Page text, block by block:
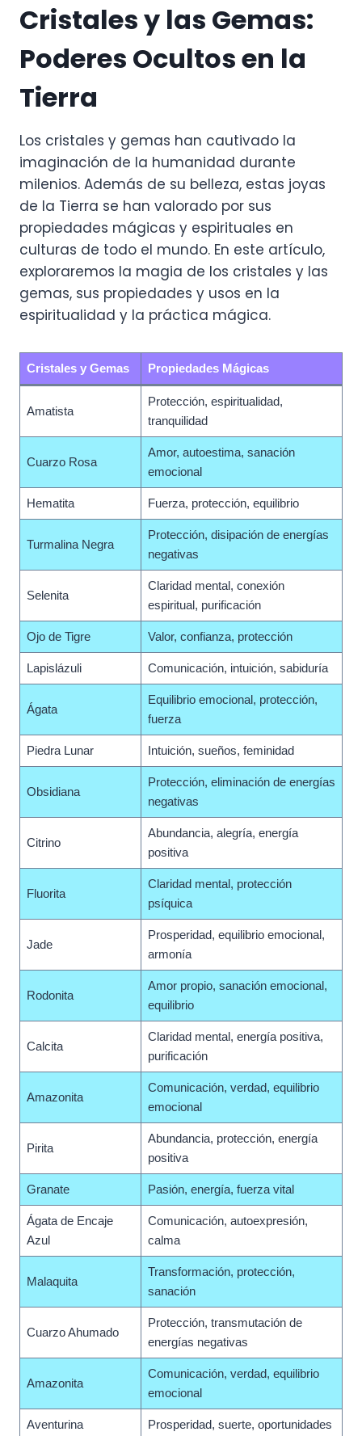
Cristales y las Gemas:
Poderes Ocultos en la
Tierra
Los cristales y gemas han cautivado la
imaginación de la humanidad durante
milenios. Además de su belleza, estas joyas
de la Tierra se han valorado por sus
propiedades mágicas y espirituales en
culturas de todo el mundo. En este artículo,
exploraremos la magia de los cristales y las
gemas, sus propiedades y usos en la
espiritualidad y la práctica mágica.
Cristales y Gemas Propiedades Mágicas
Amatista
Protección, espiritualidad,
tranquilidad
Cuarzo Rosa
Amor, autoestima, sanación
emocional
Hematita Fuerza, protección, equilibrio
Turmalina Negra
Protección, disipación de energías
negativas
Selenita
Claridad mental, conexión
espiritual, purificación
Ojo de Tigre Valor, confianza, protección
Lapislázuli Comunicación, intuición, sabiduría
Ágata
Equilibrio emocional, protección,
fuerza
Piedra Lunar Intuición, sueños, feminidad
Obsidiana
Protección, eliminación de energías
negativas
Citrino
Abundancia, alegría, energía
positiva
Fluorita
Claridad mental, protección
psíquica
Jade
Prosperidad, equilibrio emocional,
armonía
Rodonita
Amor propio, sanación emocional,
equilibrio
Calcita
Claridad mental, energía positiva,
purificación
Amazonita
Comunicación, verdad, equilibrio
emocional
Pirita
Abundancia, protección, energía
positiva
Granate Pasión, energía, fuerza vital
Ágata de Encaje
Azul
Comunicación, autoexpresión,
calma
Malaquita
Transformación, protección,
sanación
Cuarzo Ahumado
Protección, transmutación de
energías negativas
Amazonita
Comunicación, verdad, equilibrio
emocional
Aventurina Prosperidad, suerte, oportunidades